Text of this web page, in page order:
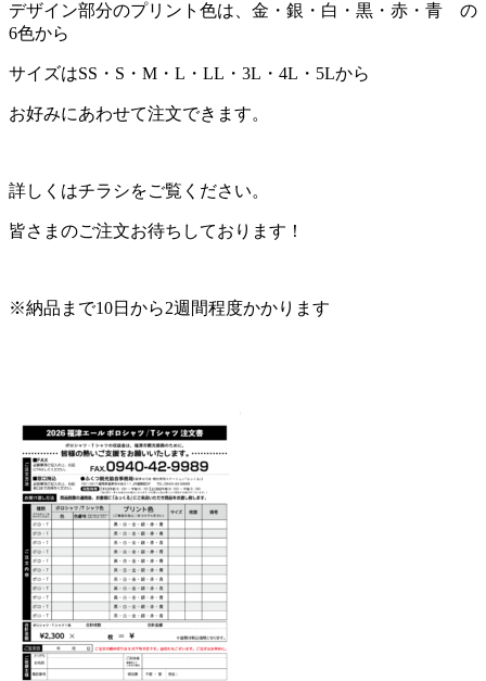
デザイン部分のプリント色は、金・銀・白・黒・赤・青 の
6色から
サイズはSS・S・M・L・LL・3L・4L・5Lから
お好みにあわせて注文できます。
詳しくはチラシをご覧ください。
皆さまのご注文お待ちしております！
※納品まで10日から2週間程度かかります